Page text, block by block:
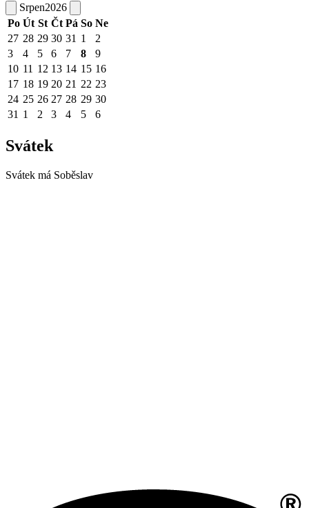
Srpen2026
Po Út St Čt Pá So Ne
27 28 29 30 31 1
2
3
4 5 6 7 8
9
10 11 12 13 14 15 16
17 18 19 20 21 22 23
24 25 26 27 28 29 30
31 1 2 3 4 5 6
Svátek
Svátek má Soběslav